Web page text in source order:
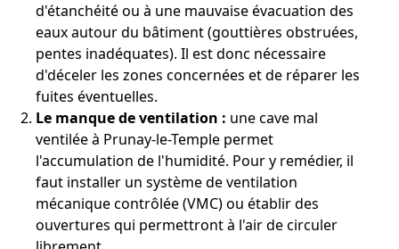
d'étanchéité ou à une mauvaise évacuation des
eaux autour du bâtiment (gouttières obstruées,
pentes inadéquates). Il est donc nécessaire
d'déceler les zones concernées et de réparer les
fuites éventuelles.
Le manque de ventilation : une cave mal
ventilée à Prunay-le-Temple permet
l'accumulation de l'humidité. Pour y remédier, il
faut installer un système de ventilation
mécanique contrôlée (VMC) ou établir des
ouvertures qui permettront à l'air de circuler